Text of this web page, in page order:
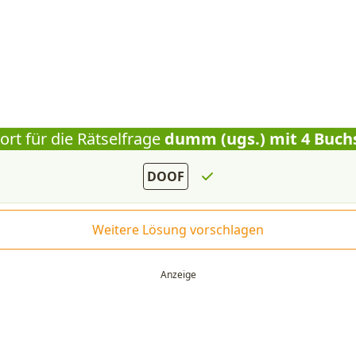
für die Rätselfragedumm (ugs.) mit 4
DOOF
Weitere Lösung vorschlagen